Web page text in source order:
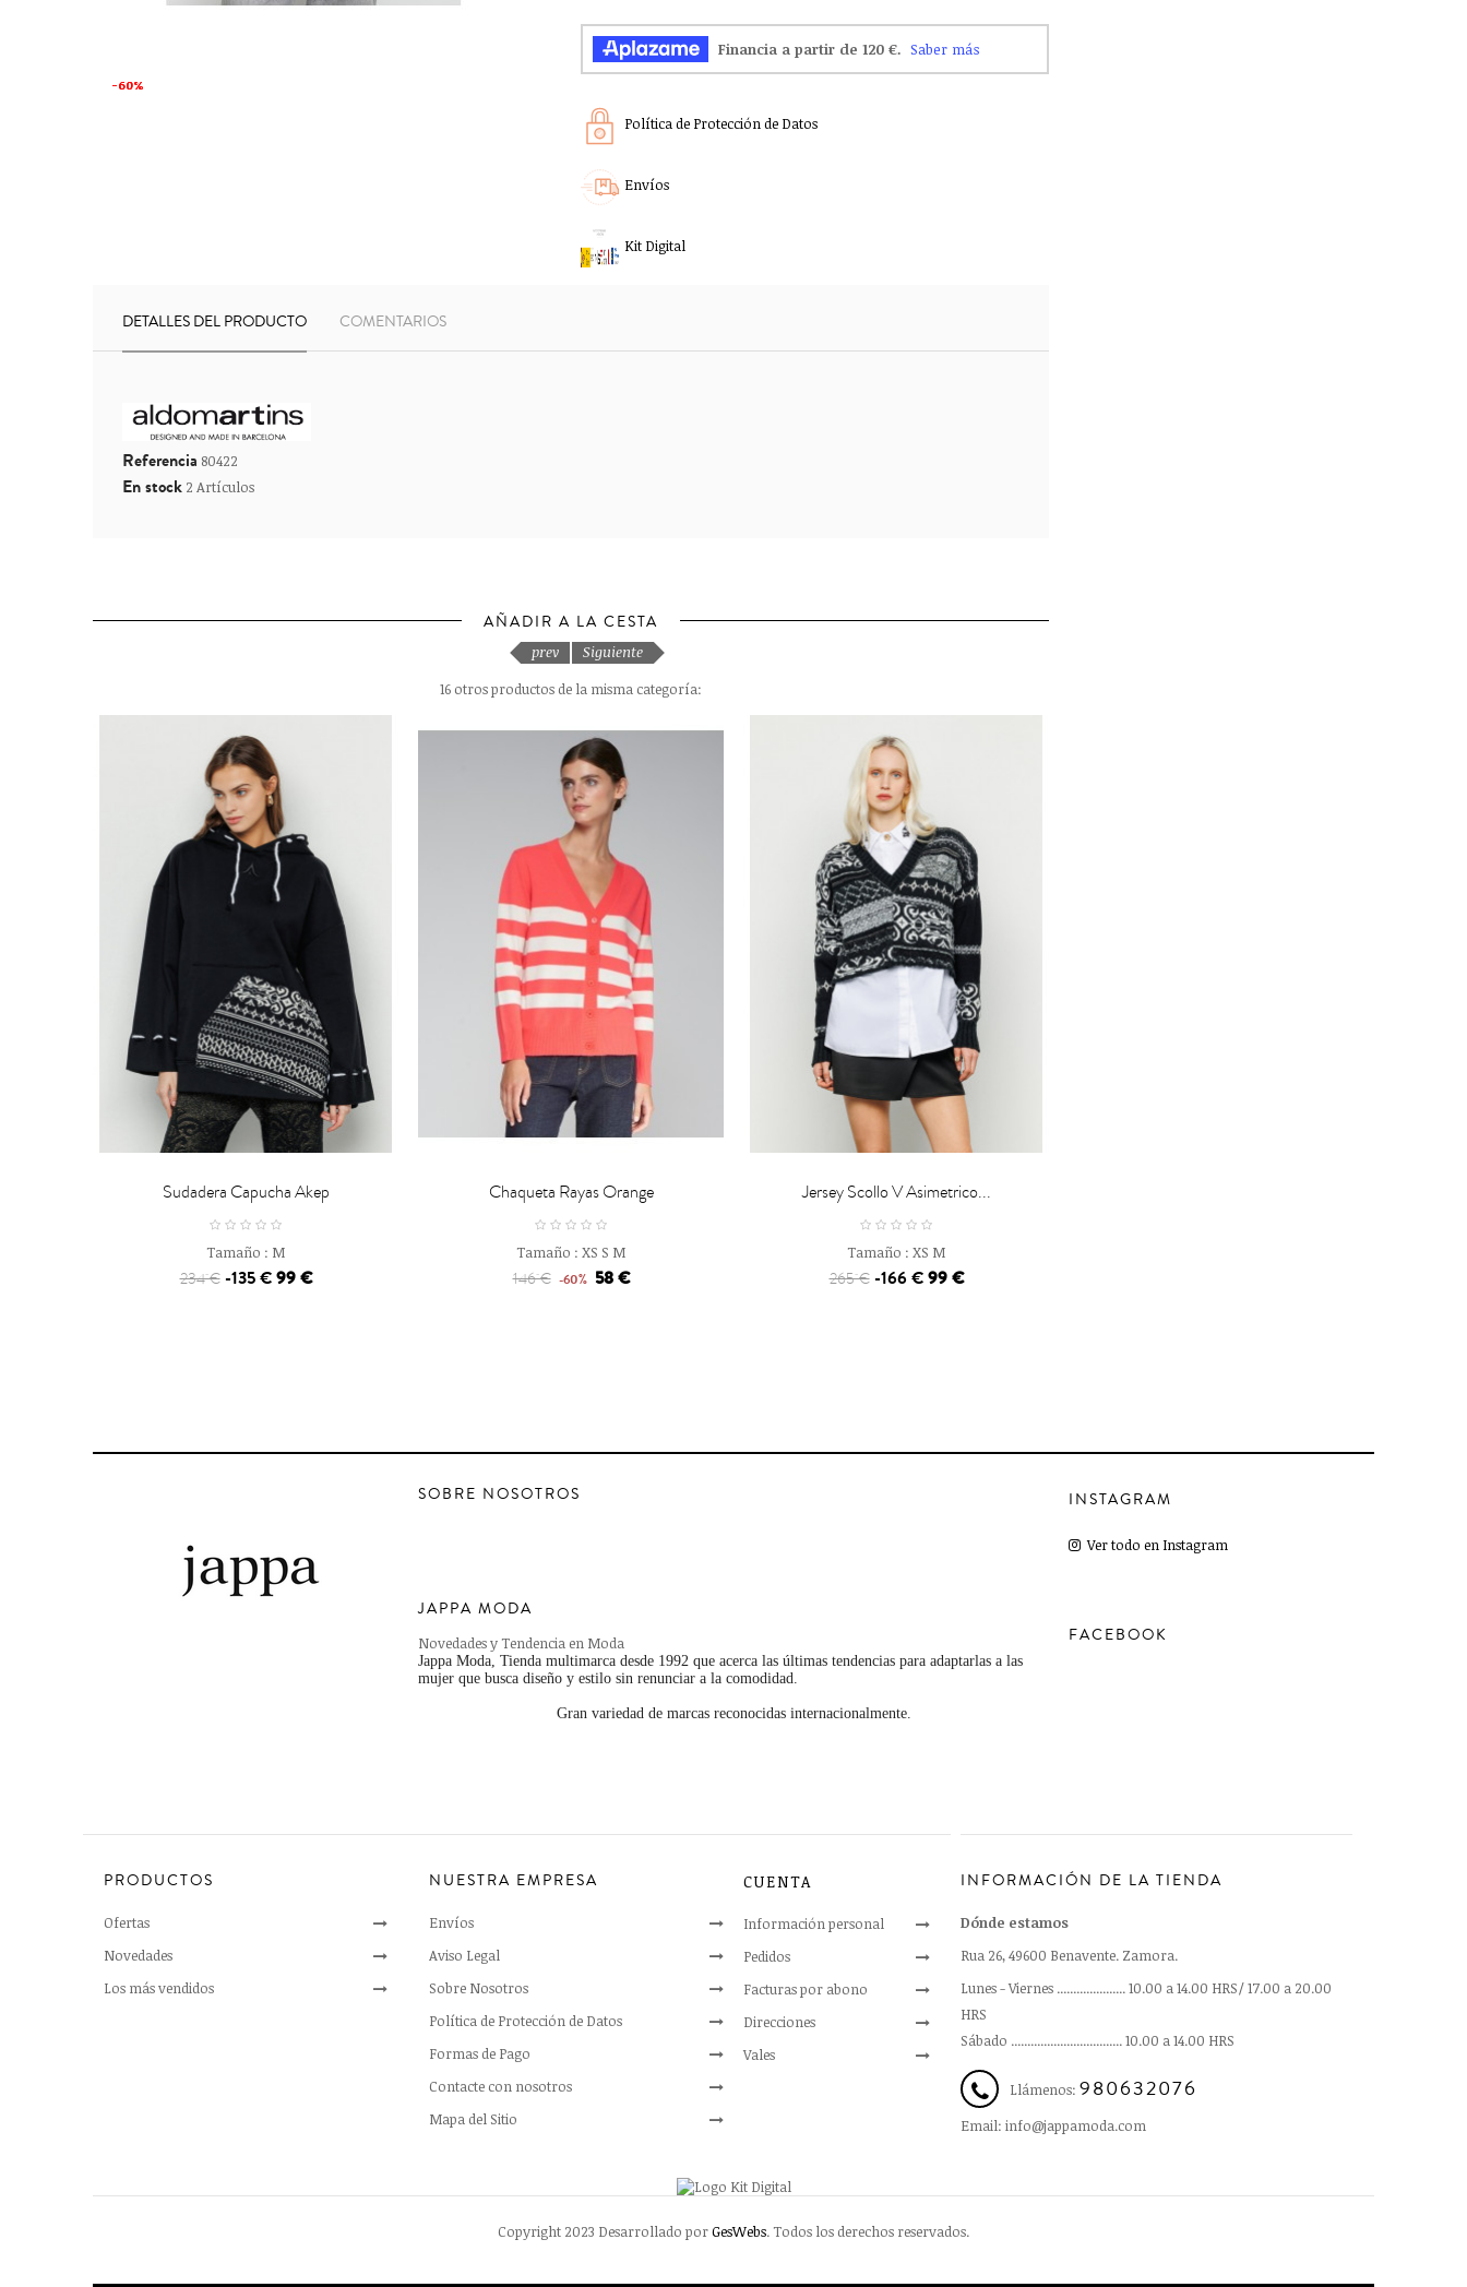
-60%
-60%
Política de Protección de Datos
Envíos
Kit Digital
DETALLES DEL PRODUCTO COMENTARIOS
Referencia 80422
En stock 2 Artículos
AÑADIR A LA CESTA
16 otros productos de la misma categoría:
Sudadera Capucha Akep
Tamaño : M
234 € -135 €99 €
Chaqueta Rayas Orange
Tamaño : XS S M
146 € -60% 58 €
Jersey Scollo V Asimetrico...
Tamaño : XS M
265 € -166 €99 €
prev Siguiente
SOBRE NOSOTROS
JAPPA MODA
Novedades y Tendencia en Moda
Jappa Moda, Tienda multimarca desde 1992 que acerca las últimas tendencias para adaptarlas a las
mujer que busca diseño y estilo sin renunciar a la comodidad.
Gran variedad de marcas reconocidas internacionalmente.
INSTAGRAM
Ver todo en Instagram
FACEBOOK
PRODUCTOS
Ofertas
Novedades
Los más vendidos
NUESTRA EMPRESA
Envíos
Aviso Legal
Sobre Nosotros
Política de Protección de Datos
Formas de Pago
Contacte con nosotros
Mapa del Sitio
CUENTA
Información personal
Pedidos
Facturas por abono
Direcciones
Vales
INFORMACIÓN DE LA TIENDA
Dónde estamos
Rua 26, 49600 Benavente. Zamora.
Lunes - Viernes ..................... 10.00 a 14.00 HRS/ 17.00 a 20.00
HRS
Sábado .................................. 10.00 a 14.00 HRS
Llámenos: 980632076
Email: info@jappamoda.com
Copyright 2023 Desarrollado porGesWebs. Todos los derechos reservados.